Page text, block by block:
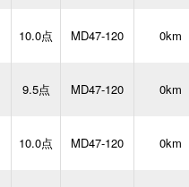
10.0点 MD47-120 0km
9.5点 MD47-120 0km
10.0点 MD47-120 0km